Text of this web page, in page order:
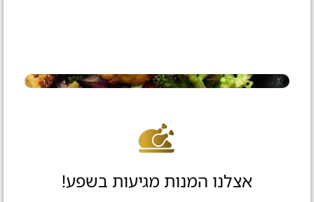
אצלנו המנות מגיעות בשפע!